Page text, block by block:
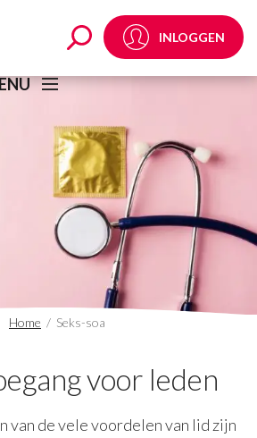
Archives -INLOGGEN
Home / Seks-soa
voor leden
van de vele voordelen van lid zijn